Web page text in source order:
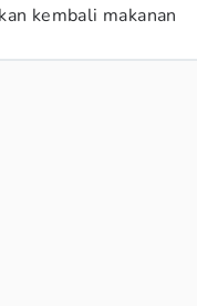
kembali makanan